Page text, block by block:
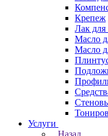
Крепеж
Лак для
Масло
Масло
Услуги
Назад